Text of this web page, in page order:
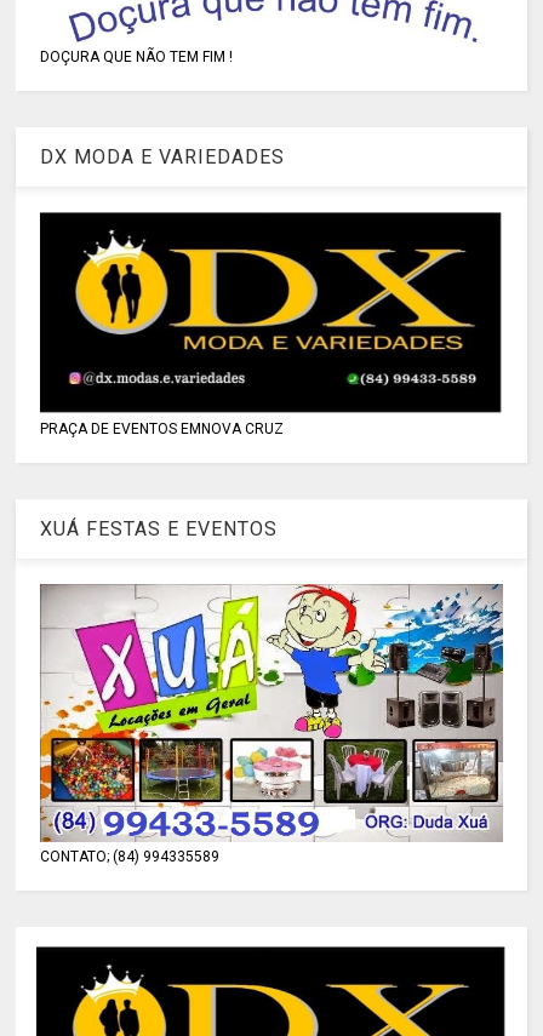
DOÇURA QUE NÃO TEM FIM !
DX MODA E VARIEDADES
PRAÇA DE EVENTOS EMNOVA CRUZ
XUÁ FESTAS E EVENTOS
CONTATO; (84) 994335589